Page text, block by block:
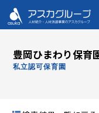
豊岡ひまわり保育
私立認可保育園